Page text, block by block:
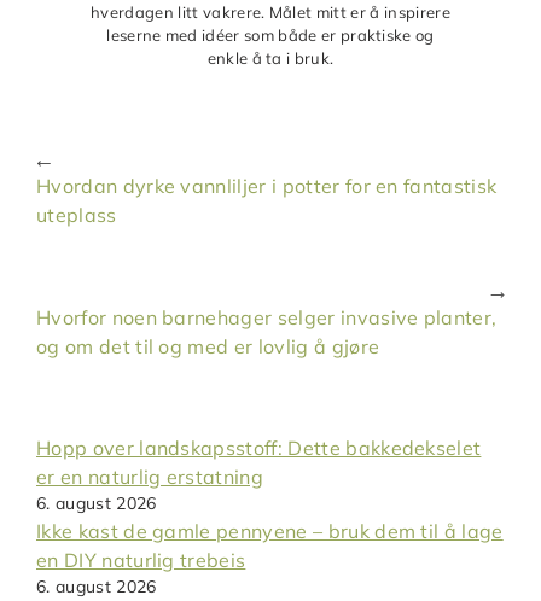
hverdagen litt vakrere. Målet mitt er å inspirere
leserne med idéer som både er praktiske og
enkle å ta i bruk.
Hvordan dyrke vannliljer i potter for en fantastisk
uteplass
Hvorfor noen barnehager selger invasive planter,
og om det til og med er lovlig å gjøre
Hopp over landskapsstoff: Dette bakkedekselet
er en naturlig erstatning
6. august 2026
Ikke kast de gamle pennyene – bruk dem til å lage
en DIY naturlig trebeis
6. august 2026